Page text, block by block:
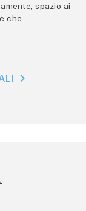
spazio ai
che